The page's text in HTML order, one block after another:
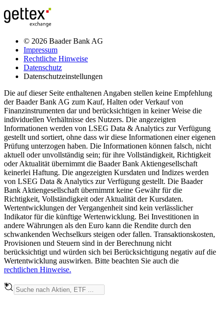
© 2026 Baader Bank AG
Impressum
Rechtliche Hinweise
Datenschutz
Datenschutzeinstellungen
Die auf dieser Seite enthaltenen Angaben stellen keine Empfehlung
der Baader Bank AG zum Kauf, Halten oder Verkauf von
Finanzinstrumenten dar und berücksichtigen in keiner Weise die
individuellen Verhältnisse des Nutzers. Die angezeigten
Informationen werden von LSEG Data & Analytics zur Verfügung
gestellt und sortiert, ohne dass wir diese Informationen einer eigenen
Prüfung unterzogen haben. Die Informationen können falsch, nicht
aktuell oder unvollständig sein; für ihre Vollständigkeit, Richtigkeit
oder Aktualität übernimmt die Baader Bank Aktiengesellschaft
keinerlei Haftung. Die angezeigten Kursdaten und Indizes werden
von LSEG Data & Analytics zur Verfügung gestellt. Die Baader
Bank Aktiengesellschaft übernimmt keine Gewähr für die
Richtigkeit, Vollständigkeit oder Aktualität der Kursdaten.
Wertentwicklungen der Vergangenheit sind kein verlässlicher
Indikator für die künftige Wertenwicklung. Bei Investitionen in
andere Währungen als den Euro kann die Rendite durch den
schwankenden Wechselkurs steigen oder fallen. Transaktionskosten,
Provisionen und Steuern sind in der Berechnung nicht
berücksichtigt und würden sich bei Berücksichtigung negativ auf die
Wertentwicklung auswirken. Bitte beachten Sie auch die
rechtlichen Hinweise.